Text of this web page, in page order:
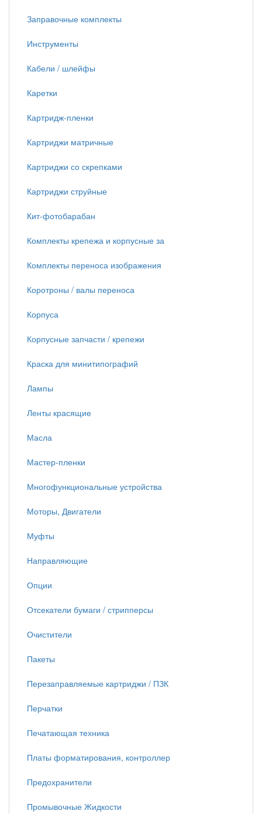
Заправочные комплекты
Инструменты
Кабели / шлейфы
Каретки
Картридж-пленки
Картриджи матричные
Картриджи со скрепками
Картриджи струйные
Кит-фотобарабан
Комплекты крепежа и корпусные за
Комплекты переноса изображения
Коротроны / валы переноса
Корпуса
Корпусные запчасти / крепежи
Краска для минитипографий
Лампы
Ленты красящие
Масла
Мастер-пленки
Многофункциональные устройства
Моторы, Двигатели
Муфты
Направляющие
Опции
Отсекатели бумаги / стрипперсы
Очистители
Пакеты
Перезаправляемые картриджи / ПЗК
Перчатки
Печатающая техника
Платы форматирования, контроллер
Предохранители
Промывочные Жидкости